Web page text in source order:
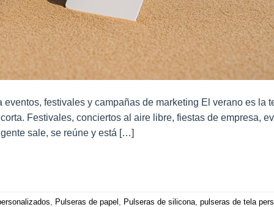
festivales y campañas de marketing El verano es la
Festivales, conciertos al aire libre, fiestas de empresa,
sale, se reúne y está […]
Pulseras de papel Pulseras de silicona pulseras de tela